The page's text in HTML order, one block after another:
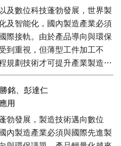
到最佳的加工參數，並降低除
樣效率與生產效率。
及數位科技蓬勃發展，世界製
及智能化，國內製造產業必須
際接軌。由於產品導向與環保
到重視，但薄型工件加工不
規劃技術才可提升產業製造能
件製程解析與高效率製造技
析、數位製程模擬技術以及製
方案，提供國內產業一套有系
方可改善國內製造產業受現於
。
銘、彭達仁
用
勃發展，製造技術邁向數位
內製造產業必須與國際先進製